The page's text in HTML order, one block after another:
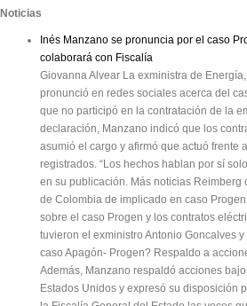
Noticias
Inés Manzano se pronuncia por el caso
colaborará con Fiscalía
Giovanna Alvear La exministra de
pronunció en redes sociales acerca del
que no participó en la contratación de la
declaración, Manzano indicó que los
asumió el cargo y afirmó que actuó frente
registrados. “Los hechos hablan por sí
en su publicación. Más noticias Reimberg
de Colombia de implicado en caso
sobre el caso Progen y los contratos
tuvieron el exministro Antonio Goncalves
caso Apagón- Progen? Respaldo a
Además, Manzano respaldó acciones
Estados Unidos y expresó su disposición